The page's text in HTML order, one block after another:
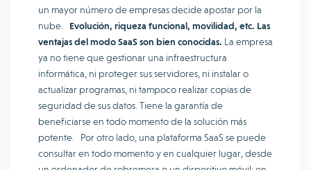
un mayor número de empresas decide apostar por la
nube. Evolución, riqueza funcional, movilidad, etc. Las
ventajas del modo SaaS son bien conocidas. La empresa
ya no tiene que gestionar una infraestructura
informática, ni proteger sus servidores, ni instalar o
actualizar programas, ni tampoco realizar copias de
seguridad de sus datos. Tiene la garantía de
beneficiarse en todo momento de la solución más
potente. Por otro lado, una plataforma SaaS se puede
consultar en todo momento y en cualquier lugar, desde